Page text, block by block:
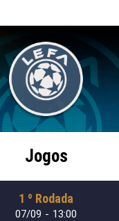
Jogos
1 º Rodada
07/09 - 13:00